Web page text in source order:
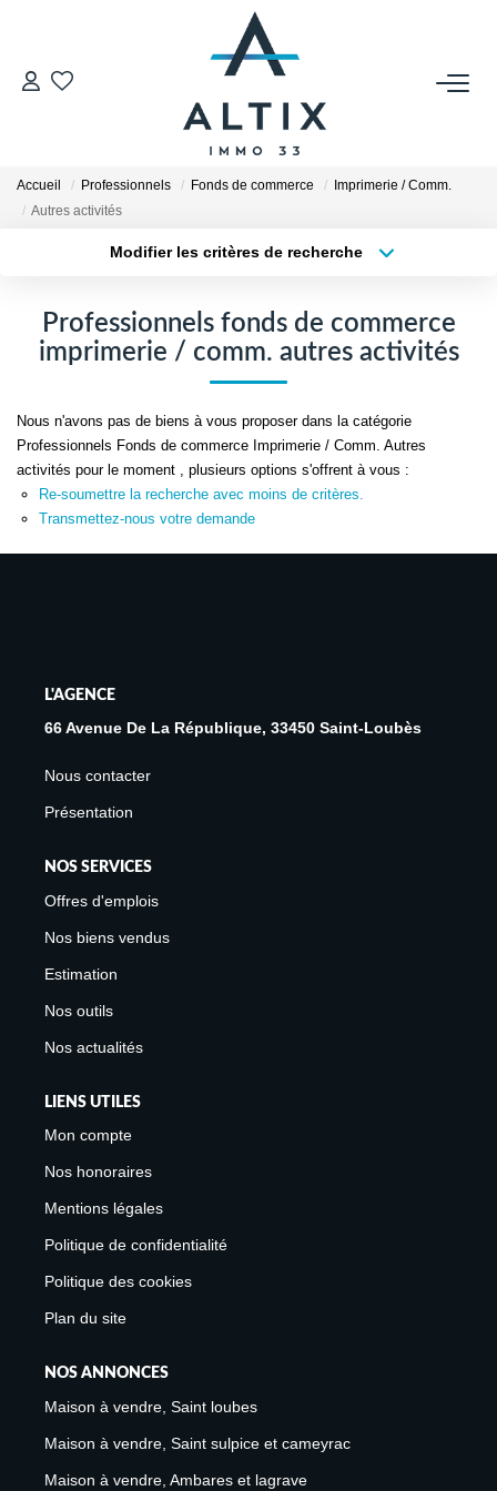
VENDRE
Biens Vendus
GESTION LOCATIVE
Contact
Honoraires
Avis Clients
Biens Loués
À La Location
Présentation De L'agence
Accueil Professionnels Fonds de commerce
Imprimerie / Comm.
Autres activités
Modifier les critères de recherche
Sélectionnez...
Type de bien
Surface min
Créer une alerte
Professionnels fonds de commerce
imprimerie / comm. autres activités
Nous n'avons pas de biens à vous proposer dans la catégorie
Professionnels Fonds de commerce Imprimerie / Comm. Autres
activités pour le moment , plusieurs options s'offrent à vous :
Re-soumettre la recherche avec moins de critères.
Transmettez-nous votre demande
L'AGENCE
66 Avenue De La République, 33450 Saint-Loubès
Nous contacter
Présentation
NOS SERVICES
Offres d'emplois
Nos biens vendus
Estimation
Nos outils
Nos actualités
LIENS UTILES
Mon compte
Nos honoraires
Mentions légales
Politique de confidentialité
Politique des cookies
Plan du site
NOS ANNONCES
Maison à vendre, Saint loubes
Maison à vendre, Saint sulpice et cameyrac
Maison à vendre, Ambares et lagrave